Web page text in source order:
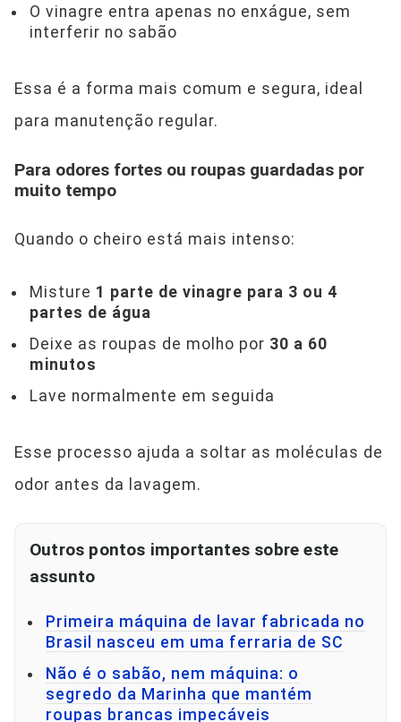
O vinagre entra apenas no enxágue, sem
interferir no sabão
Essa é a forma mais comum e segura, ideal
para manutenção regular.
Para odores fortes ou roupas guardadas por
muito tempo
Quando o cheiro está mais intenso:
Misture 1 parte de vinagre para 3 ou 4
partes de água
Deixe as roupas de molho por 30 a 60
minutos
Lave normalmente em seguida
Esse processo ajuda a soltar as moléculas de
odor antes da lavagem.
Outros pontos importantes sobre este
assunto
Primeira máquina de lavar fabricada no
Brasil nasceu em uma ferraria de SC
Não é o sabão, nem máquina: o
segredo da Marinha que mantém
roupas brancas impecáveis